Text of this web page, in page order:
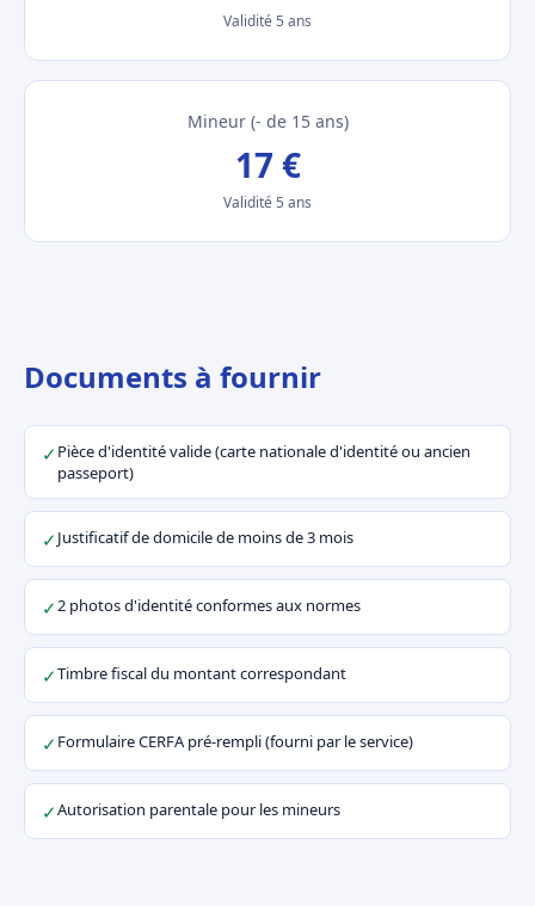
Validité 5 ans
Mineur (- de 15 ans)
17 €
Validité 5 ans
Documents à fournir
✓ Pièce d'identité valide (carte nationale d'identité ou ancien
passeport)
✓Justificatif de domicile de moins de 3 mois
✓2 photos d'identité conformes aux normes
✓Timbre fiscal du montant correspondant
✓ Formulaire CERFA pré-rempli (fourni par le service)
✓Autorisation parentale pour les mineurs